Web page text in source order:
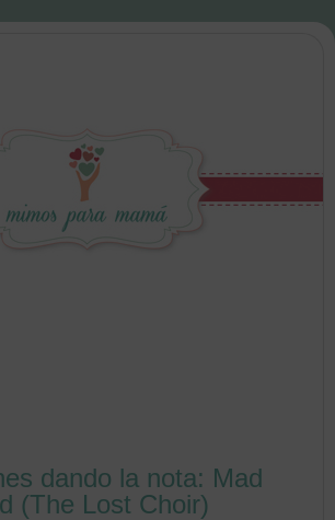
dando la nota: Mad
(The Lost Choir)